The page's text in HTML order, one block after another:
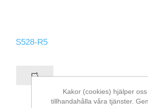
S528-R5
Kakor (cookies) hjälper
tillhandahålla våra tjänster.